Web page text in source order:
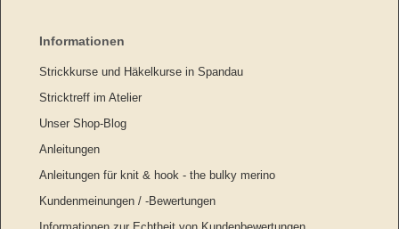
Informationen
Strickkurse und Häkelkurse in Spandau
Stricktreff im Atelier
Unser Shop-Blog
Anleitungen
Anleitungen für knit & hook - the bulky merino
Kundenmeinungen / -Bewertungen